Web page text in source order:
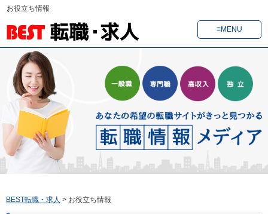
お役立ち情報
≡MENU
BEST転職・求人 > お役立ち情報